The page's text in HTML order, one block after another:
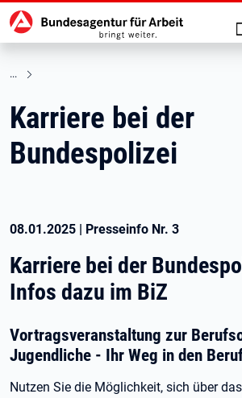
zu den Hauptinhalten springen
Hauptnavigation
Karriere bei der
Bundespolizei
08.01.2025 | Presseinfo Nr. 3
Karriere bei der
Infos dazu im BiZ
Vortragsveranstaltung zur
Jugendliche - Ihr Weg in den
Nutzen Sie die Möglichkeit, sich über